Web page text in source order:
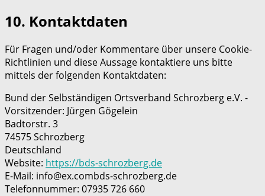
10. Kontaktdaten
Für Fragen und/oder Kommentare über unsere Cookie-
Richtlinien und diese Aussage kontaktiere uns bitte
mittels der folgenden Kontaktdaten:
Bund der Selbständigen Ortsverband Schrozberg e.V. -
Vorsitzender: Jürgen Gögelein
Badtorstr. 3
74575 Schrozberg
Deutschland
Website: https://bds-schrozberg.de
E-Mail: info@ex.combds-schrozberg.de
Telefonnummer: 07935 726 660